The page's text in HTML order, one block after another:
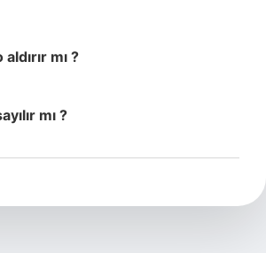
mı ?
mı ?